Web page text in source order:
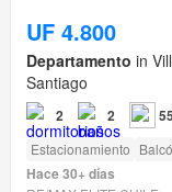
UF 4.800
Departamento in
Santiago
2 2
Estacionamiento
Hace 30+ días